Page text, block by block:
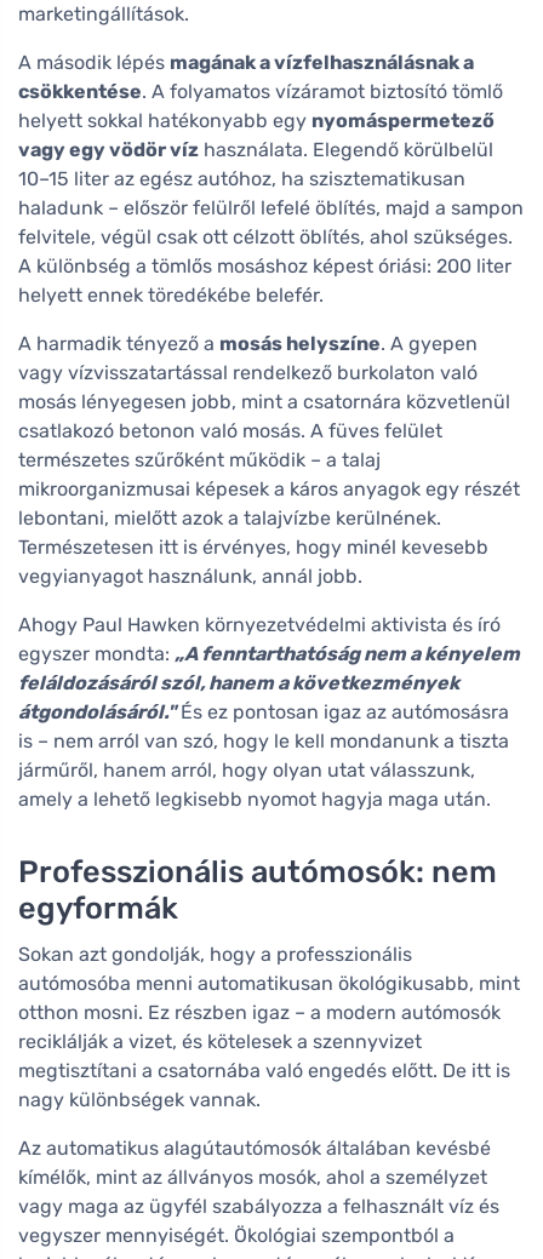
marketingállítások.
A második lépés magának a vízfelhasználásnak a
csökkentése. A folyamatos vízáramot biztosító tömlő
helyett sokkal hatékonyabb egy nyomáspermetező
vagy egy vödör víz használata. Elegendő körülbelül
10–15 liter az egész autóhoz, ha szisztematikusan
haladunk – először felülről lefelé öblítés, majd a sampon
felvitele, végül csak ott célzott öblítés, ahol szükséges.
A különbség a tömlős mosáshoz képest óriási: 200 liter
helyett ennek töredékébe belefér.
A harmadik tényező a mosás helyszíne. A gyepen
vagy vízvisszatartással rendelkező burkolaton való
mosás lényegesen jobb, mint a csatornára közvetlenül
csatlakozó betonon való mosás. A füves felület
természetes szűrőként működik – a talaj
mikroorganizmusai képesek a káros anyagok egy részét
lebontani, mielőtt azok a talajvízbe kerülnének.
Természetesen itt is érvényes, hogy minél kevesebb
vegyianyagot használunk, annál jobb.
Ahogy Paul Hawken környezetvédelmi aktivista és író
egyszer mondta: „A fenntarthatóság nem a kényelem
feláldozásáról szól, hanem a következmények
átgondolásáról."És ez pontosan igaz az autómosásra
is – nem arról van szó, hogy le kell mondanunk a tiszta
járműről, hanem arról, hogy olyan utat válasszunk,
amely a lehető legkisebb nyomot hagyja maga után.
Professzionális autómosók: nem
egyformák
Sokan azt gondolják, hogy a professzionális
autómosóba menni automatikusan ökológikusabb, mint
otthon mosni. Ez részben igaz – a modern autómosók
reciklálják a vizet, és kötelesek a szennyvizet
megtisztítani a csatornába való engedés előtt. De itt is
nagy különbségek vannak.
Az automatikus alagútautómosók általában kevésbé
kímélők, mint az állványos mosók, ahol a személyzet
vagy maga az ügyfél szabályozza a felhasznált víz és
vegyszer mennyiségét. Ökológiai szempontból a